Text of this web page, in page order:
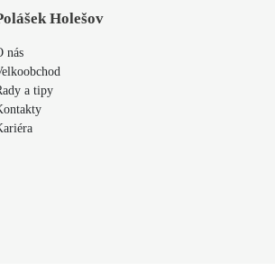
Holešov
nás
a tipy